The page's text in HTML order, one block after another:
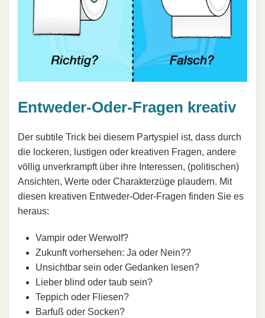
Entweder-Oder-Fragen kreativ
Der subtile Trick bei diesem Partyspiel ist, dass durch
die lockeren, lustigen oder kreativen Fragen, andere
völlig unverkrampft über ihre Interessen, (politischen)
Ansichten, Werte oder Charakterzüge plaudern. Mit
diesen kreativen Entweder-Oder-Fragen finden Sie es
heraus:
Vampir oder Werwolf?
Zukunft vorhersehen: Ja oder Nein??
Unsichtbar sein oder Gedanken lesen?
Lieber blind oder taub sein?
Teppich oder Fliesen?
Barfuß oder Socken?